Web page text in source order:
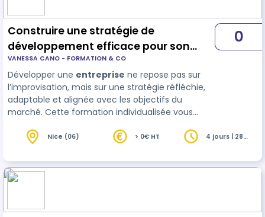
Construire une stratégie de
développement efficace pour son
entreprise
VANESSA CANO - FORMATION & CO
Développer une entreprise ne repose pas sur
l’improvisation, mais sur une stratégie réfléchie,
adaptable et alignée avec les objectifs du
marché. Cette formation individualisée vous
anticiper les évolutions de votre se…
0
Nice (06) > 0€ HT
4 jours | 28